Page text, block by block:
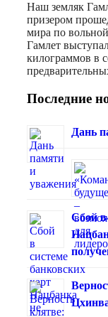
Наш земляк
призером
мира по
Гамлет
килограммов в
Последние
Дань
Сбой в